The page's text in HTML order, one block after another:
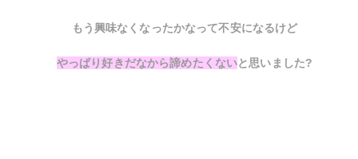
もう興味なくなったかなって不安になるけど
やっぱり好きだなから諦めたくないと思いました?